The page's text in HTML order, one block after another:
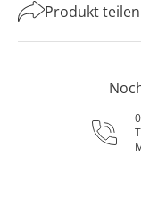
Produkt teilen